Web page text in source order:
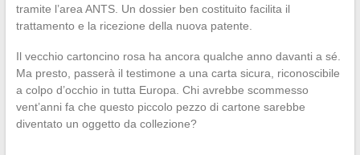
tramite l’area ANTS. Un dossier ben costituito facilita il
trattamento e la ricezione della nuova patente.
Il vecchio cartoncino rosa ha ancora qualche anno davanti a sé.
Ma presto, passerà il testimone a una carta sicura, riconoscibile
a colpo d’occhio in tutta Europa. Chi avrebbe scommesso
vent’anni fa che questo piccolo pezzo di cartone sarebbe
diventato un oggetto da collezione?